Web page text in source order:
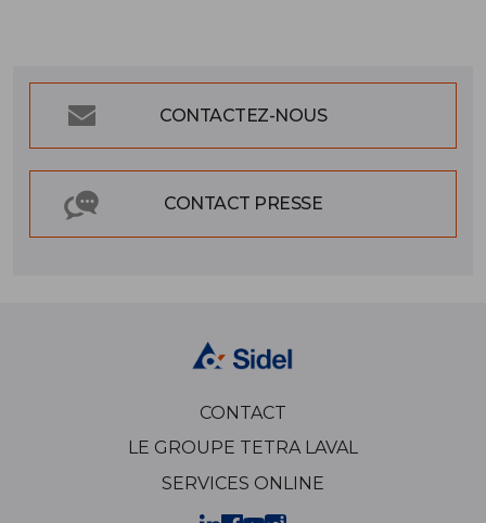
CONTACTEZ-NOUS
CONTACT PRESSE
CONTACT
LE GROUPE TETRA LAVAL
SERVICES ONLINE